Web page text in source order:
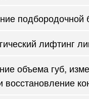
подбородочной
лифтинг
объема губ,